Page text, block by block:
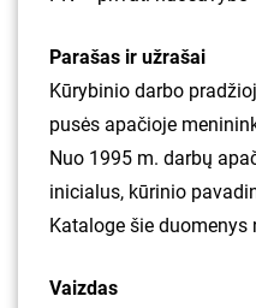
Parašas ir užrašai
Kūrybinio darbo
pusės apačioje
Nuo 1995 m. darbų
inicialus, kūrinio
Kataloge šie duomenys
Vaizdas